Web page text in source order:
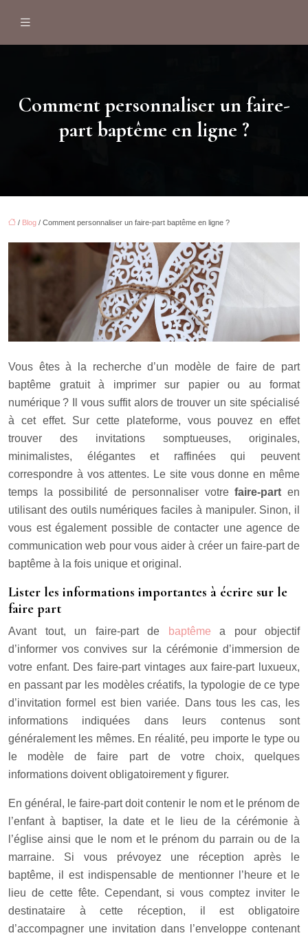
Comment personnaliser un faire-
part baptême en ligne ?
/ Blog / Comment personnaliser un faire-part baptême en ligne ?
Vous êtes à la recherche d’un modèle de faire de part
baptême gratuit à imprimer sur papier ou au format
numérique ? Il vous suffit alors de trouver un site spécialisé
à cet effet. Sur cette plateforme, vous pouvez en effet
trouver des invitations somptueuses, originales,
minimalistes, élégantes et raffinées qui peuvent
correspondre à vos attentes. Le site vous donne en même
temps la possibilité de personnaliser votrefaire-part en
utilisant des outils numériques faciles à manipuler. Sinon, il
vous est également possible de contacter une agence de
communication web pour vous aider à créer un faire-part de
baptême à la fois unique et original.
Lister les informations importantes à écrire sur le
faire part
Avant tout, un faire-part de baptême a pour objectif
d’informer vos convives sur la cérémonie d’immersion de
votre enfant. Des faire-part vintages aux faire-part luxueux,
en passant par les modèles créatifs, la typologie de ce type
d’invitation formel est bien variée. Dans tous les cas, les
informations indiquées dans leurs contenus sont
généralement les mêmes. En réalité, peu importe le type ou
le modèle de faire part de votre choix, quelques
informations doivent obligatoirement y figurer.
En général, le faire-part doit contenir le nom et le prénom de
l’enfant à baptiser, la date et le lieu de la cérémonie à
l’église ainsi que le nom et le prénom du parrain ou de la
marraine. Si vous prévoyez une réception après le
baptême, il est indispensable de mentionner l’heure et le
lieu de cette fête. Cependant, si vous comptez inviter le
destinataire à cette réception, il est obligatoire
d’accompagner une invitation dans l’enveloppe contenant